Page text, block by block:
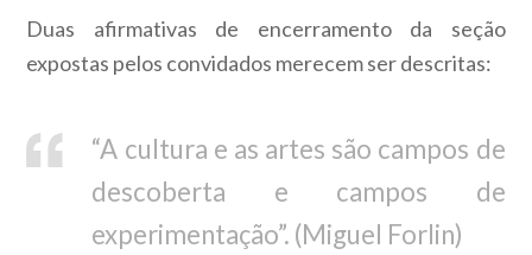
Duas afirmativas de encerramento da seção
expostas pelos convidados merecem ser descritas:
“A cultura e as artes são campos de
descoberta e campos de
experimentação”. (Miguel Forlin)